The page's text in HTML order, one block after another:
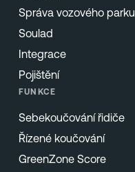
Správa vozového parku
Soulad
Integrace
Pojištění
FUNKCE
Sebekoučování řidiče
Řízené koučování
GreenZone Score